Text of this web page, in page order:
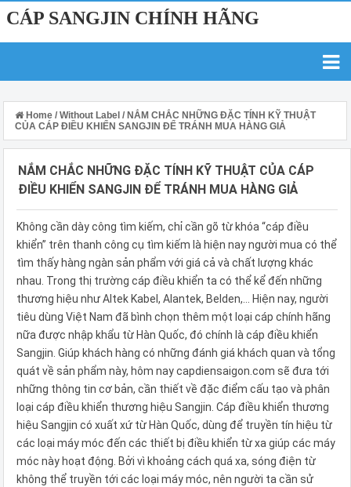
CÁP SANGJIN CHÍNH HÃNG
Home / Without Label / NẮM CHẮC NHỮNG ĐẶC TÍNH KỸ THUẬT
CỦA CÁP ĐIỀU KHIỂN SANGJIN ĐỂ TRÁNH MUA HÀNG GIẢ
NẮM CHẮC NHỮNG ĐẶC TÍNH KỸ THUẬT CỦA CÁP
ĐIỀU KHIỂN SANGJIN ĐỂ TRÁNH MUA HÀNG GIẢ
Không cần dày công tìm kiếm, chỉ cần gõ từ khóa “cáp điều
khiển” trên thanh công cụ tìm kiếm là hiện nay người mua có thể
tìm thấy hàng ngàn sản phẩm với giá cả và chất lượng khác
nhau. Trong thị trường cáp điều khiển ta có thể kể đến những
thương hiệu như Altek Kabel, Alantek, Belden,… Hiện nay, người
tiêu dùng Việt Nam đã bình chọn thêm một loại cáp chính hãng
nữa được nhập khẩu từ Hàn Quốc, đó chính là cáp điều khiển
Sangjin. Giúp khách hàng có những đánh giá khách quan và tổng
quát về sản phẩm này, hôm nay capdiensaigon.com sẽ đưa tới
những thông tin cơ bản, cần thiết về đặc điểm cấu tạo và phân
loại cáp điều khiển thương hiệu Sangjin. Cáp điều khiển thương
hiệu Sangjin có xuất xứ từ Hàn Quốc, dùng để truyền tín hiệu từ
các loại máy móc đến các thiết bị điều khiển từ xa giúp các máy
móc này hoạt động. Bởi vì khoảng cách quá xa, sóng điện từ
không thể truyền tới các loại máy móc, nên người ta cần sử